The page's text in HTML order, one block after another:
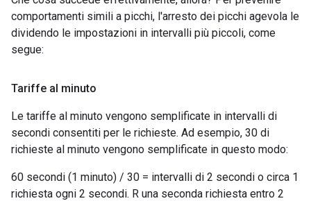
comportamenti simili a picchi, l'arresto dei picchi agevola le
dividendo le impostazioni in intervalli più piccoli, come
segue:
Tariffe al minuto
Le tariffe al minuto vengono semplificate in intervalli di
secondi consentiti per le richieste. Ad esempio, 30 di
richieste al minuto vengono semplificate in questo modo:
60 secondi (1 minuto) / 30 = intervalli di 2 secondi o circa 1
richiesta ogni 2 secondi. R una seconda richiesta entro 2